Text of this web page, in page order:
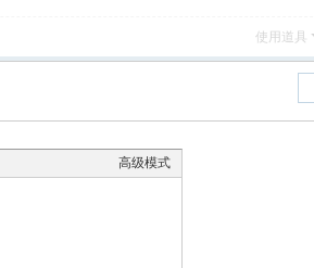
使用道具
高级模式